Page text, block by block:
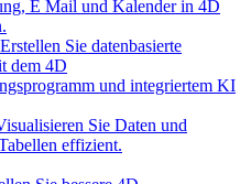
E Mail und Kalender in 4D
Erstellen Sie datenbasierte
dem 4D
und integriertem KI
Sie Daten und
effizient.